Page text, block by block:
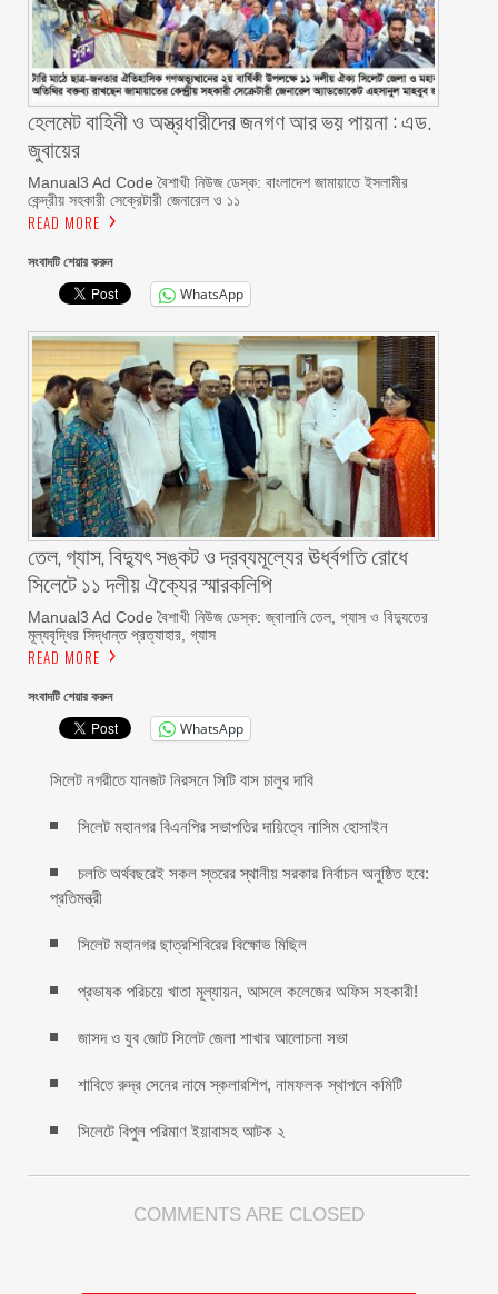
হেলমেট বাহিনী ও অস্ত্রধারীদের জনগণ আর ভয় পায়না : এড.
জুবায়ের
Manual3 Ad Code বৈশাখী নিউজ ডেস্ক: বাংলাদেশ জামায়াতে ইসলামীর
কেন্দ্রীয় সহকারী সেক্রেটারী জেনারেল ও ১১
READ MORE
সংবাদটি শেয়ার করুন
WhatsApp
তেল, গ্যাস, বিদ্যুৎ সঙ্কট ও দ্রব্যমূল্যের ঊর্ধ্বগতি রোধে
সিলেটে ১১ দলীয় ঐক্যের স্মারকলিপি
Manual3 Ad Code বৈশাখী নিউজ ডেস্ক: জ্বালানি তেল, গ্যাস ও বিদ্যুতের
মূল্যবৃদ্ধির সিদ্ধান্ত প্রত্যাহার, গ্যাস
READ MORE
সংবাদটি শেয়ার করুন
WhatsApp
সিলেট নগরীতে যানজট নিরসনে সিটি বাস চালুর দাবি
সিলেট মহানগর বিএনপির সভাপতির দায়িত্বে নাসিম হোসাইন
চলতি অর্থবছরেই সকল স্তরের স্থানীয় সরকার নির্বাচন অনুষ্ঠিত হবে:
প্রতিমন্ত্রী
সিলেট মহানগর ছাত্রশিবিরের বিক্ষোভ মিছিল
প্রভাষক পরিচয়ে খাতা মূল্যায়ন, আসলে কলেজের অফিস সহকারী!
জাসদ ও যুব জোট সিলেট জেলা শাখার আলোচনা সভা
শাবিতে রুদ্র সেনের নামে স্কলারশিপ, নামফলক স্থাপনে কমিটি
সিলেটে বিপুল পরিমাণ ইয়াবাসহ আটক ২
COMMENTS ARE CLOSED